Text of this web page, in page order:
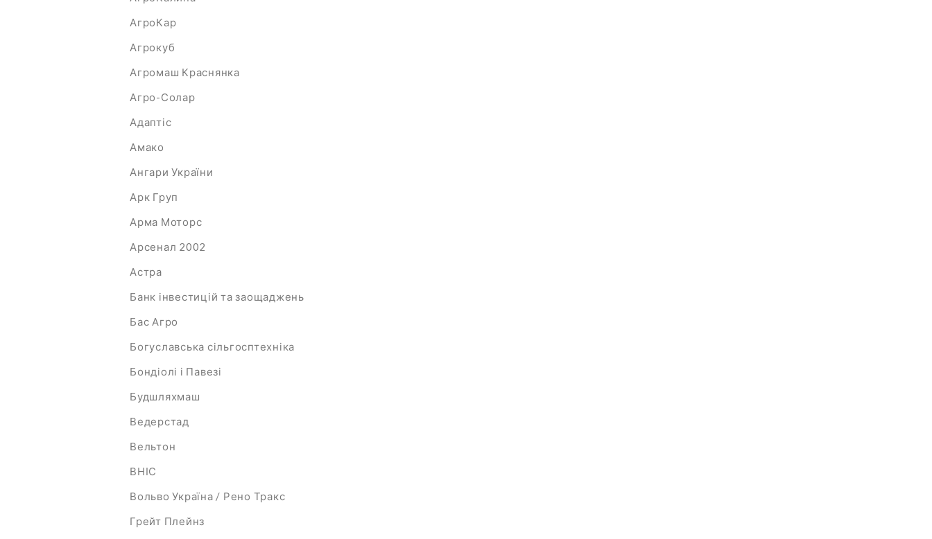
АгроКар
Агрокуб
Агромаш Краснянка
Агро-Солар
Адаптіс
Амако
Ангари України
Арк Груп
Арма Моторс
Арсенал 2002
Астра
Банк інвестицій та заощаджень
Бас Агро
Богуславська сільгосптехніка
Бондіолі і Павезі
Будшляхмаш
Ведерстад
Вельтон
ВНІС
Вольво Україна / Рено Тракс
Грейт Плейнз